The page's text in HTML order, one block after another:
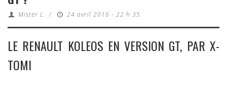
Mister L. / 24 avril 2016 - 22 h 35
LE RENAULT KOLEOS EN VERSION GT, PAR X-
TOMI